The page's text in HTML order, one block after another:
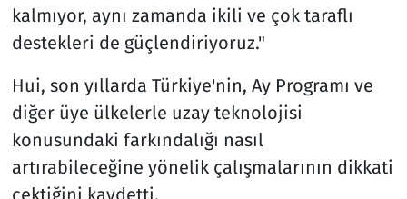
kalmıyor, aynı zamanda ikili ve çok taraflı
destekleri de güçlendiriyoruz."
Hui, son yıllarda Türkiye'nin, Ay Programı ve
diğer üye ülkelerle uzay teknolojisi
konusundaki farkındalığı nasıl
artırabileceğine yönelik çalışmalarının dikkati
çektiğini kaydetti.